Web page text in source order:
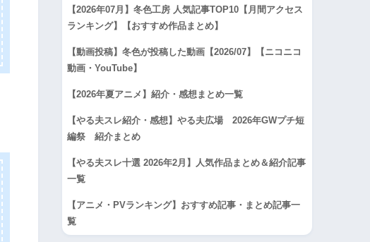
【2026年07月】冬色工房 人気記事TOP10【月間アクセス
ランキング】【おすすめ作品まとめ】
【動画投稿】冬色が投稿した動画【2026/07】【ニコニコ
動画・YouTube】
【2026年夏アニメ】紹介・感想まとめ一覧
【やる夫スレ紹介・感想】やる夫広場 2026年GWプチ短
編祭 紹介まとめ
【やる夫スレ十選 2026年2月】人気作品まとめ＆紹介記事
一覧
【アニメ・PVランキング】おすすめ記事・まとめ記事一
覧